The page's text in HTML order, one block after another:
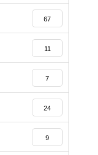
67
11
7
24
9